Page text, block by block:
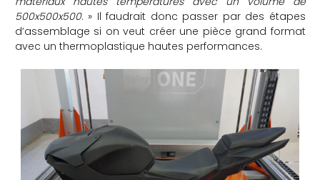
500x500x500. » Il faudrait donc passer par des étapes
d’assemblage si on veut créer une pièce grand format
avec un thermoplastique hautes performances.